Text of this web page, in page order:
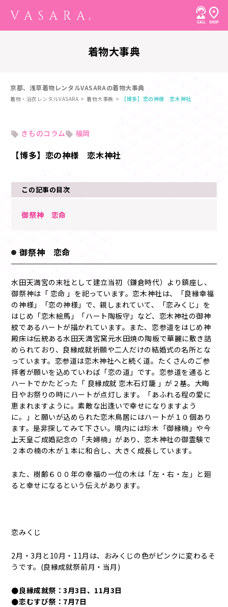
着物大事典
京都、浅草着物レンタルVASARAの着物大事典
着物・浴衣レンタルVASARA 着物大事典 【博多】恋の神様 恋木神社
きものコラム 福岡
【博多】恋の神様 恋木神社
この記事の目次
御祭神 恋命
御祭神 恋命
水田天満宮の末社として建立当初（鎌倉時代）より鎮座し、
御祭神は「 恋命 」を祀っています。恋木神社は、「良縁幸福
の神様」「恋の神様」で、親しまれていて、「恋みくじ」を
はじめ「恋木絵馬」「ハート陶板守」など、恋木神社の御神
紋であるハートが描かれています。また、恋参道をはじめ神
殿床は伝統ある水田天満宮窯元水田焼の陶板で華麗に敷き詰
められており、良縁成就祈願や二人だけの結婚式の名所とな
っています。恋参道は恋木神社へと続く道。たくさんのご参
拝者が願いを込めていわば「恋の道」です。恋参道を通ると
ハートでかたどった「 良縁成就 恋木石灯籠 」が２基。大晦
日やお祭りの時にハートが点灯します。「あふれる程の愛に
恵まれますように。素敵な出逢いで幸せになりますよう
に。」と願いが込められた恋木鳥居にはハートが１０個あり
ます。是非探してみて下さい。境内には珍木「御縁楠」や今
上天皇ご成婚記念の「夫婦楠」があり、恋木神社の御霊験で
２本の楠の木が１本に和合し、大きく成長しています。
また、樹齢６００年の幸福の一位の木は「左・右・左」と廻
ると幸せになるという伝えがあります。
恋みくじ
2月・3月と10月・11月は、おみくじの色がピンクに変わるそ
うです。(良縁成就祭前月・当月)
●良縁成就祭：3月3日、11月3日
●恋むすび祭：7月7日